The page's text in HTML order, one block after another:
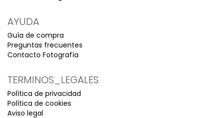
AYUDA
Guía de compra
Preguntas frecuentes
Contacto Fotografía
TERMINOS_LEGALES
Política de privacidad
Política de cookies
Aviso legal